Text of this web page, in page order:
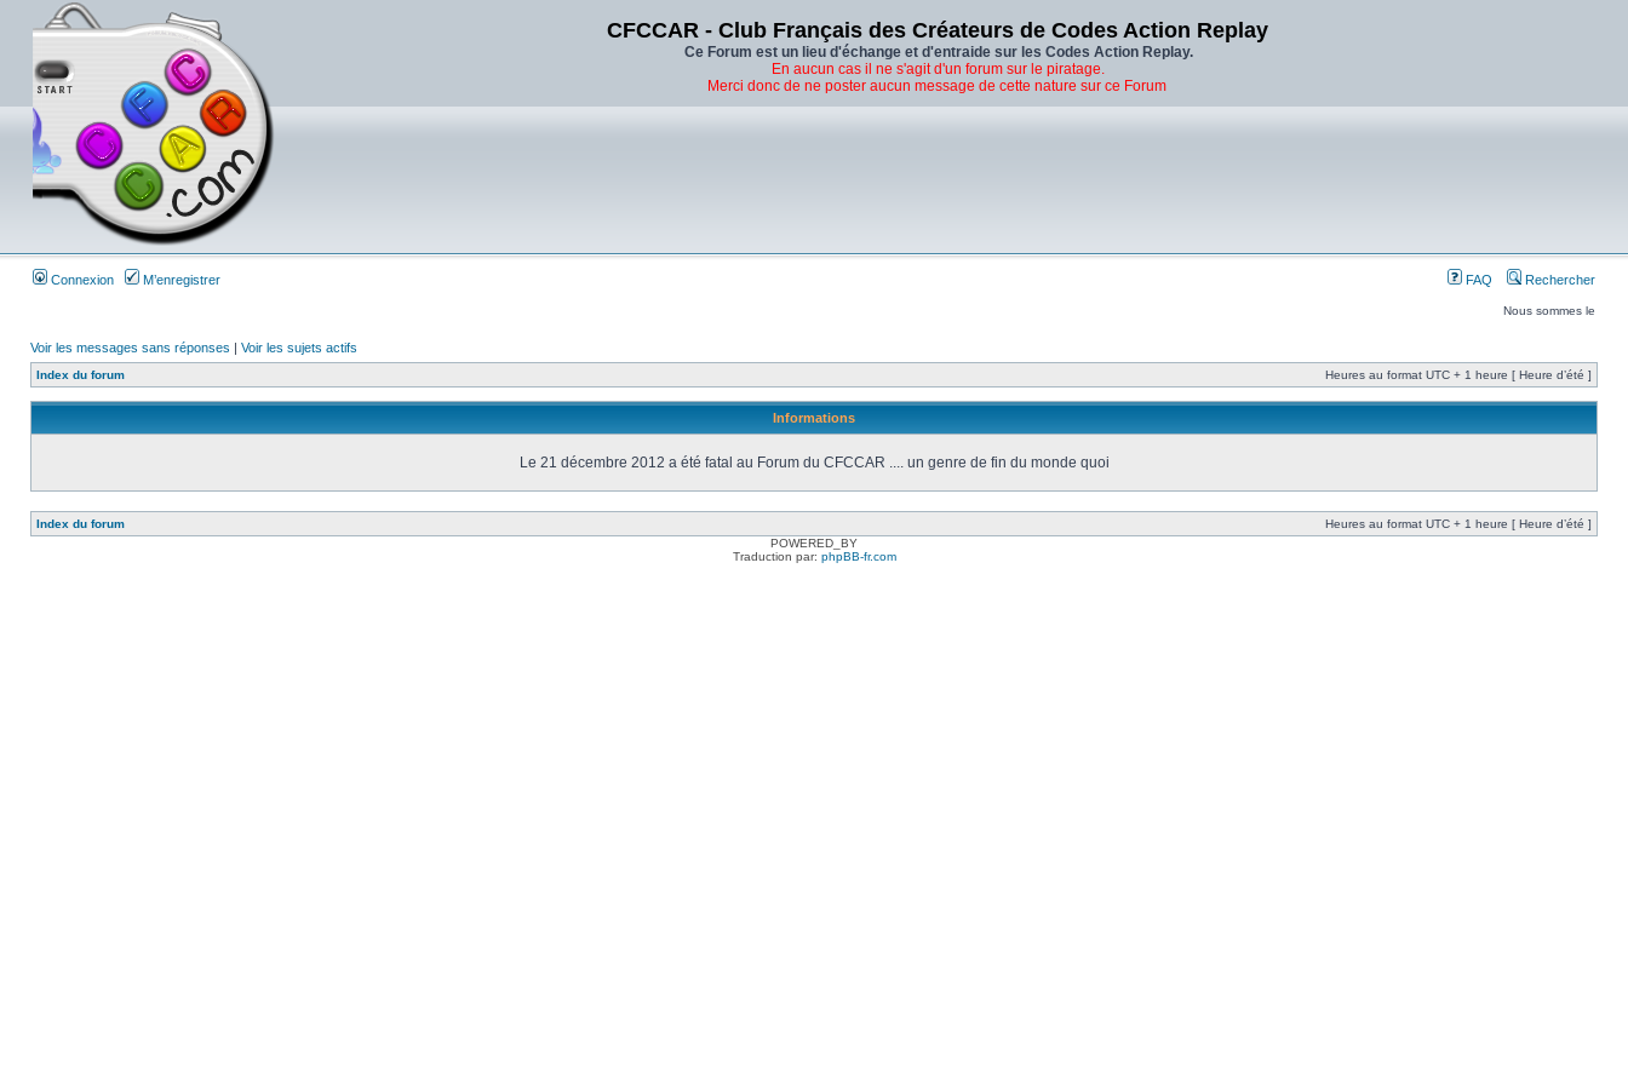
CFCCAR - Club Français des Créateurs de Codes Action Replay
Ce Forum est un lieu d'échange et d'entraide sur les Codes Action Replay.
En aucun cas il ne s'agit d'un forum sur le piratage.
Merci donc de ne poster aucun message de cette nature sur ce Forum
Connexion M’enregistrer FAQ Rechercher
Nous sommes le
Voir les messages sans réponses | Voir les sujets actifs
Index du forum Heures au format UTC + 1 heure [ Heure d’été ]
Informations
Le 21 décembre 2012 a été fatal au Forum du CFCCAR .... un genre de fin du monde quoi
Index du forum
Heures au format UTC + 1 heure [ Heure d’été ]
POWERED_BY
Traduction par: phpBB-fr.com